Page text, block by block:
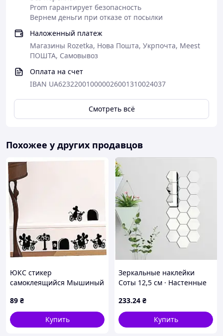
Prom гарантирует безопасность
Вернем деньги при отказе от посылки
Наложенный платеж
Магазины Rozetka, Нова Пошта, Укрпочта, Meest
ПОШТА, Самовывоз
Оплата на счет
IBAN UA623220010000026001310024037
Смотреть всё
Похожее у других продавцов
ЮКС стикер
самоклеящийся Мышиный
8HX74A2740
89 ₴
Купить
Зеркальные наклейки
Соты 12,5 см · Настенные
декора интерьера, 12 шт в
комплекте
233.24 ₴
Купить